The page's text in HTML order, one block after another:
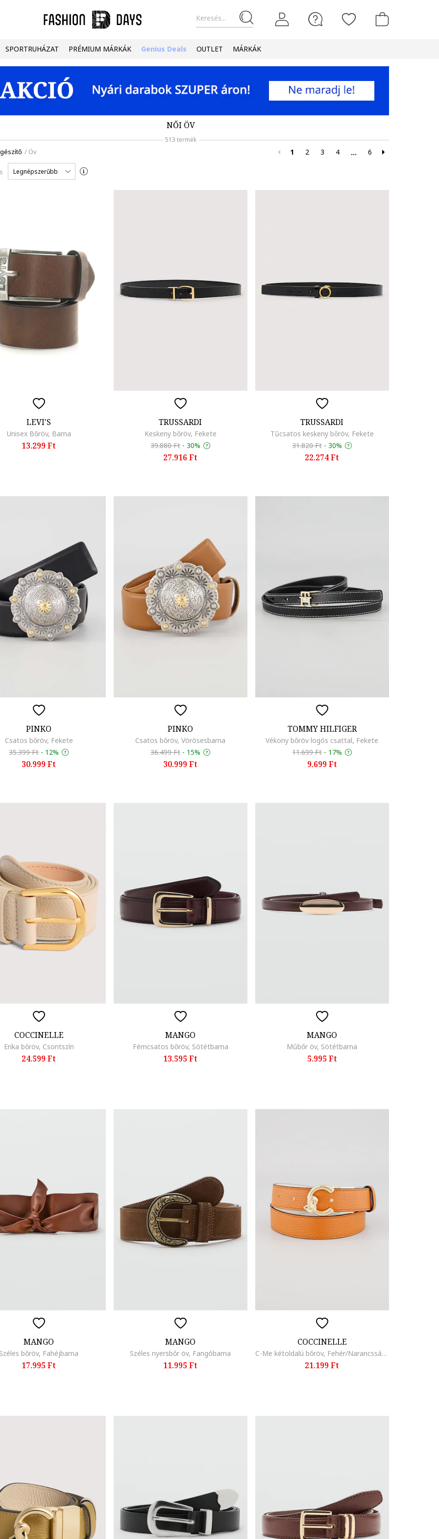
Keresés...
SPORTRUHÁZAT PRÉMIUM MÁRKÁK Genius Deals OUTLET MÁRKÁK
NŐI ÖV
513 termék
/ Öv 1 2 3 4 ... 6
Legnépszerűbb
LEVI'S
Unisex Bőröv, Barna
13.299 Ft
TRUSSARDI
Keskeny bőröv, Fekete
39.880 Ft -30%
27.916 Ft
TRUSSARDI
Tűcsatos keskeny bőröv, Fekete
31.820 Ft -30%
22.274 Ft
PINKO
Csatos bőröv, Fekete
35.399 Ft - 12%
30.999 Ft
PINKO
Csatos bőröv, Vörösesbarna
36.499 Ft - 15%
30.999 Ft
TOMMY HILFIGER
Vékony bőröv logós csattal, Fekete
11.699 Ft - 17%
9.699 Ft
COCCINELLE
Erika bőröv, Csontszín
24.599 Ft
MANGO
Fémcsatos bőröv, Sötétbarna
13.595 Ft
MANGO
Műbőr öv, Sötétbarna
5.995 Ft
MANGO
Széles bőröv, Fahéjbarna
17.995 Ft
MANGO
Széles nyersbőr öv, Fangóbarna
11.995 Ft
COCCINELLE
C-Me kétoldalú bőröv, Fehér/Narancssárga
21.199 Ft